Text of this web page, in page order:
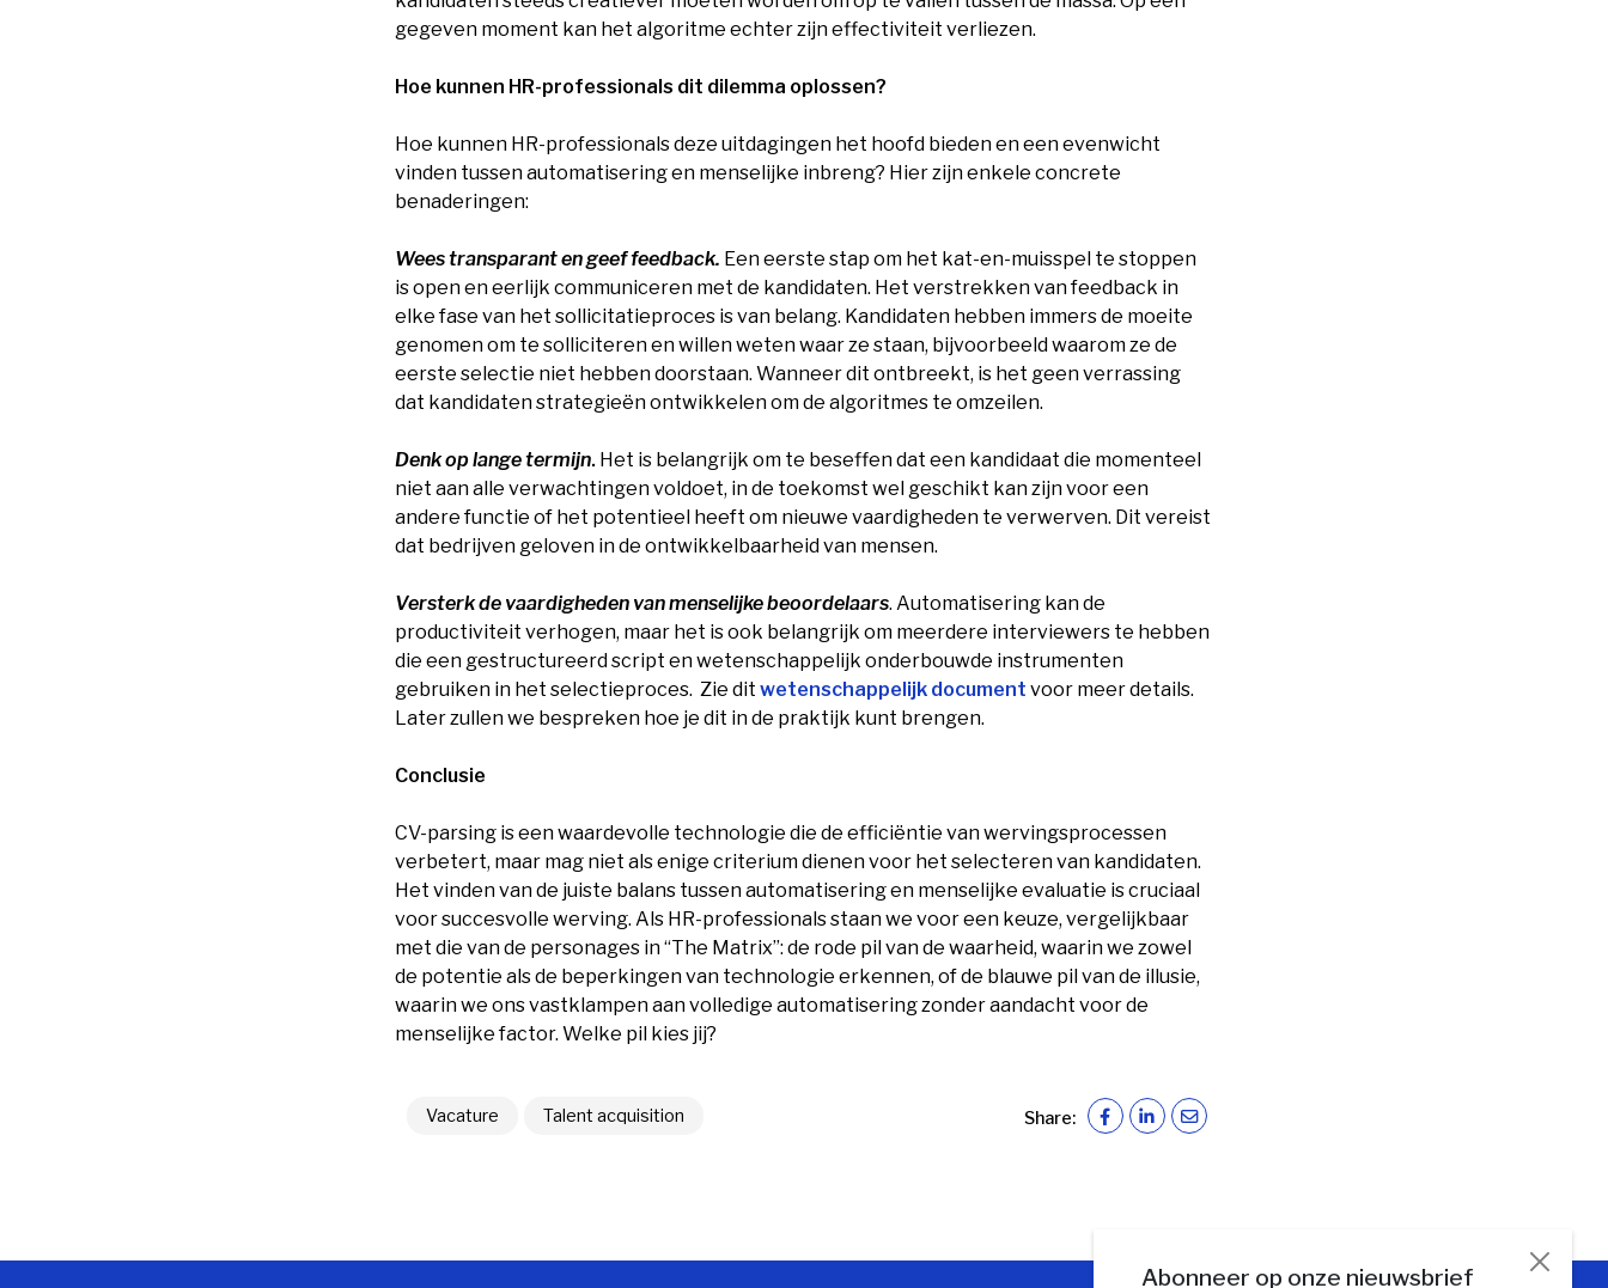
gegeven moment kan het algoritme echter zijn effectiviteit verliezen.
Hoe kunnen HR-professionals dit dilemma oplossen?
Hoe kunnen HR-professionals deze uitdagingen het hoofd bieden en een evenwicht
vinden tussen automatisering en menselijke inbreng? Hier zijn enkele concrete
benaderingen:
Wees transparant en geef feedback. Een eerste stap om het kat-en-muisspel te stoppen
is open en eerlijk communiceren met de kandidaten. Het verstrekken van feedback in
elke fase van het sollicitatieproces is van belang. Kandidaten hebben immers de moeite
genomen om te solliciteren en willen weten waar ze staan, bijvoorbeeld waarom ze de
eerste selectie niet hebben doorstaan. Wanneer dit ontbreekt, is het geen verrassing
dat kandidaten strategieën ontwikkelen om de algoritmes te omzeilen.
Denk op lange termijn. Het is belangrijk om te beseffen dat een kandidaat die momenteel
niet aan alle verwachtingen voldoet, in de toekomst wel geschikt kan zijn voor een
andere functie of het potentieel heeft om nieuwe vaardigheden te verwerven. Dit vereist
dat bedrijven geloven in de ontwikkelbaarheid van mensen.
Versterk de vaardigheden van menselijke beoordelaars. Automatisering kan de
productiviteit verhogen, maar het is ook belangrijk om meerdere interviewers te hebben
die een gestructureerd script en wetenschappelijk onderbouwde instrumenten
gebruiken in het selectieproces. Zie ditwetenschappelijk document voor meer details.
Later zullen we bespreken hoe je dit in de praktijk kunt brengen.
Conclusie
CV-parsing is een waardevolle technologie die de efficiëntie van wervingsprocessen
verbetert, maar mag niet als enige criterium dienen voor het selecteren van kandidaten.
Het vinden van de juiste balans tussen automatisering en menselijke evaluatie is cruciaal
voor succesvolle werving. Als HR-professionals staan we voor een keuze, vergelijkbaar
met die van de personages in “The Matrix”: de rode pil van de waarheid, waarin we zowel
de potentie als de beperkingen van technologie erkennen, of de blauwe pil van de illusie,
waarin we ons vastklampen aan volledige automatisering zonder aandacht voor de
menselijke factor. Welke pil kies jij?
Vacature Talent acquisition Share:
Abonneer op onze nieuwsbrief